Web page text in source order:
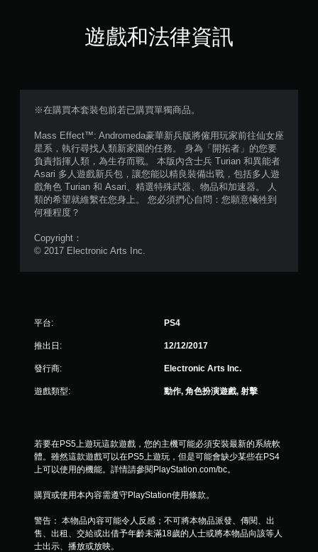
5
顆
星
共
評
遊戲和法律資訊
※在購買本套裝包前若已購買單獨商品。
Mass Effect™: Andromeda豪華新兵版將僱用玩家前往仙女座
星系，執行尋找人類新家園的任務。 身為「開拓者」的您要
負責指揮人類，為生存而戰。 本版內含士兵 Turian 和異能者
Asari 多人遊戲新兵包，讓您能以精良裝備出戰，包括多人遊
戲角色 Turian 和 Asari、精選特殊武器、物品和加速器。 人
類的希望就維繫在您身上。 您必須捫心自問：您願意犧牲到
何種程度？
Copyright：
© 2017 Electronic Arts Inc.
平台: PS4
推出日: 12/12/2017
發行商: Electronic Arts Inc.
遊戲類型: 動作, 角色扮演遊戲, 射擊
若要在PS5上遊玩這款遊戲，您的主機可能必須安裝最新的系統軟
體。雖然這款遊戲可以在PS5上遊玩，但是可能會缺少某些在PS4
上可以使用的機能。詳情請參閱PlayStation.com/bc。
購買或使用本內容需遵守PlayStation使用條款。
警告： 本物品內容可能令人反感；不可將本物品派發、傳閱、出
售、出租、交給或出借予年齡未滿18歲的人士或將本物品向該等人
士出示、播放或放映。